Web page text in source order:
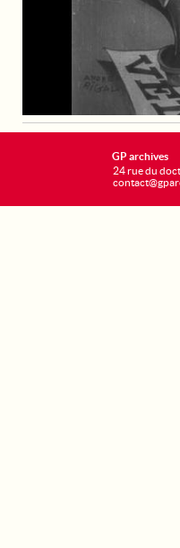
GP archives
24 rue du